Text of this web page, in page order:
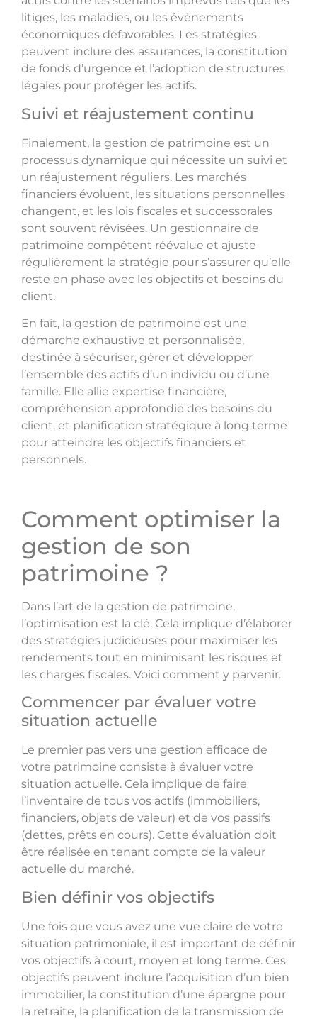
litiges, les maladies, ou les événements
économiques défavorables. Les stratégies
peuvent inclure des assurances, la constitution
de fonds d’urgence et l’adoption de structures
légales pour protéger les actifs.
Suivi et réajustement continu
Finalement, la gestion de patrimoine est un
processus dynamique qui nécessite un suivi et
un réajustement réguliers. Les marchés
financiers évoluent, les situations personnelles
changent, et les lois fiscales et successorales
sont souvent révisées. Un gestionnaire de
patrimoine compétent réévalue et ajuste
régulièrement la stratégie pour s’assurer qu’elle
reste en phase avec les objectifs et besoins du
client.
En fait, la gestion de patrimoine est une
démarche exhaustive et personnalisée,
destinée à sécuriser, gérer et développer
l’ensemble des actifs d’un individu ou d’une
famille. Elle allie expertise financière,
compréhension approfondie des besoins du
client, et planification stratégique à long terme
pour atteindre les objectifs financiers et
personnels.
Comment optimiser la
gestion de son
patrimoine ?
Dans l’art de la gestion de patrimoine,
l’optimisation est la clé. Cela implique d’élaborer
des stratégies judicieuses pour maximiser les
rendements tout en minimisant les risques et
les charges fiscales. Voici comment y parvenir.
Commencer par évaluer votre
situation actuelle
Le premier pas vers une gestion efficace de
votre patrimoine consiste à évaluer votre
situation actuelle. Cela implique de faire
l’inventaire de tous vos actifs (immobiliers,
financiers, objets de valeur) et de vos passifs
(dettes, prêts en cours). Cette évaluation doit
être réalisée en tenant compte de la valeur
actuelle du marché.
Bien définir vos objectifs
Une fois que vous avez une vue claire de votre
situation patrimoniale, il est important de définir
vos objectifs à court, moyen et long terme. Ces
objectifs peuvent inclure l’acquisition d’un bien
immobilier, la constitution d’une épargne pour
la retraite, la planification de la transmission de